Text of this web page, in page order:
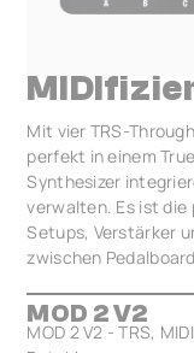
Mit vier TRS-
perfekt in einem
Synthesizer
verwalten. Es ist
Setups, Verstärker
zwischen
MOD 2 V2
MOD 2 V2 - TRS,